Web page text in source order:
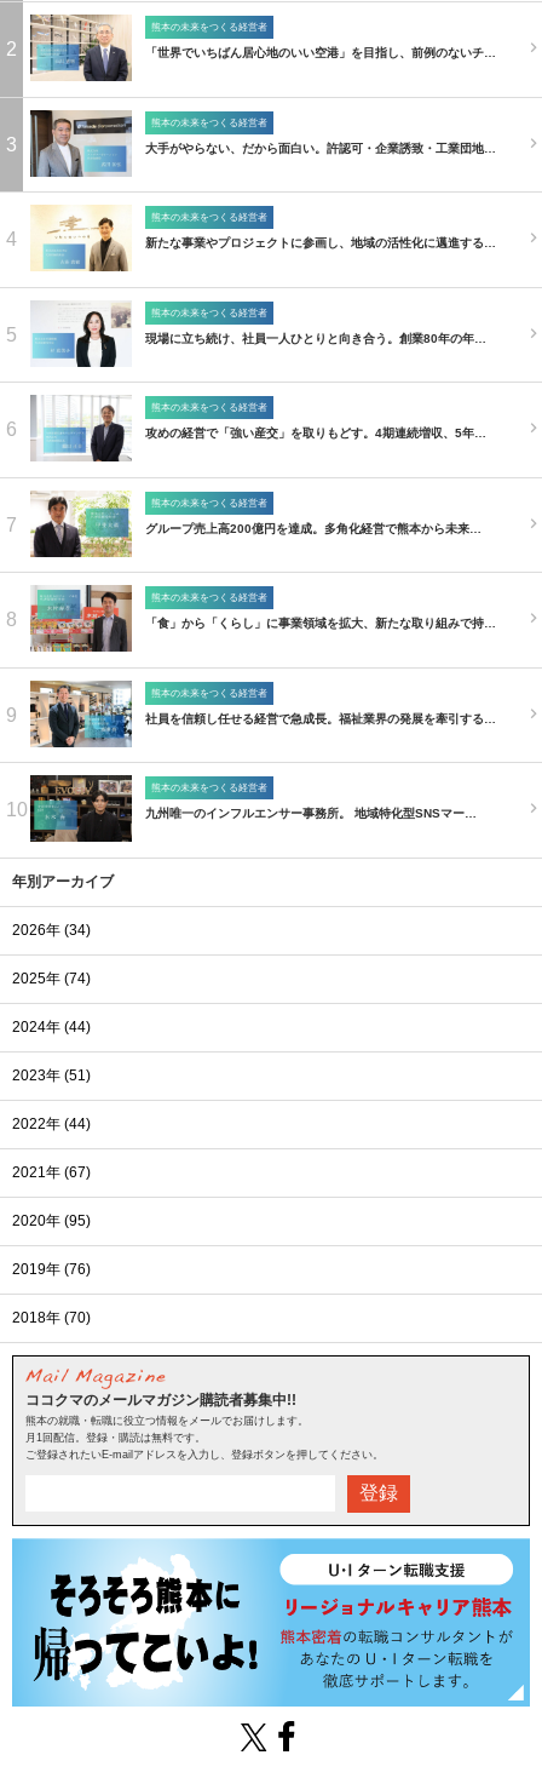
2
熊本の未来をつくる経営者
「世界でいちばん居心地のいい空港」を目指し、前例のないチ…
3
熊本の未来をつくる経営者
大手がやらない、だから面白い。許認可・企業誘致・工業団地…
4
熊本の未来をつくる経営者
新たな事業やプロジェクトに参画し、地域の活性化に邁進する…
5
熊本の未来をつくる経営者
現場に立ち続け、社員一人ひとりと向き合う。創業80年の年…
6
熊本の未来をつくる経営者
攻めの経営で「強い産交」を取りもどす。4期連続増収、5年…
7
熊本の未来をつくる経営者
グループ売上高200億円を達成。多角化経営で熊本から未来…
8
熊本の未来をつくる経営者
「食」から「くらし」に事業領域を拡大、新たな取り組みで持…
9
熊本の未来をつくる経営者
社員を信頼し任せる経営で急成長。福祉業界の発展を牽引する…
10
熊本の未来をつくる経営者
九州唯一のインフルエンサー事務所。 地域特化型SNSマー…
年別アーカイブ
2026年 (34)
2025年 (74)
2024年 (44)
2023年 (51)
2022年 (44)
2021年 (67)
2020年 (95)
2019年 (76)
2018年 (70)
ココクマのメールマガジン購読者募集中!!
熊本の就職・転職に役立つ情報をメールでお届けします。
月1回配信。登録・購読は無料です。
ご登録されたいE-mailアドレスを入力し、登録ボタンを押してください。
登録